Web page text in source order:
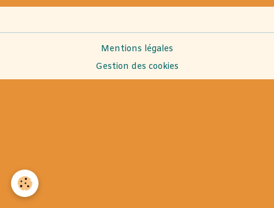
Mentions légales
Gestion des cookies